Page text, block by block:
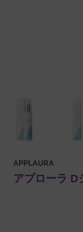
APPLAURA
アプローラ D